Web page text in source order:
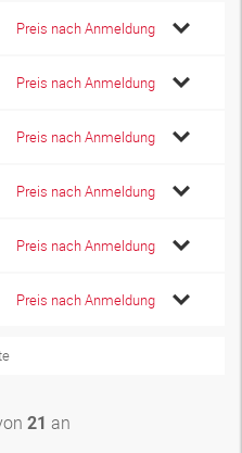
Preis nach Anmeldung
Preis nach Anmeldung
Preis nach Anmeldung
Preis nach Anmeldung
Preis nach Anmeldung
Preis nach Anmeldung
21 an